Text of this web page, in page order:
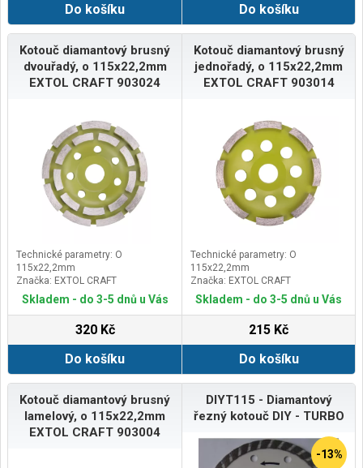
Do košíku
Do košíku
Kotouč diamantový brusný
dvouřadý, o 115x22,2mm
EXTOL CRAFT 903024
Technické parametry: O
115x22,2mm
Značka: EXTOL CRAFT
Skladem - do 3-5 dnů u Vás
320 Kč
Do košíku
Kotouč diamantový brusný
jednořadý, o 115x22,2mm
EXTOL CRAFT 903014
Technické parametry: O
115x22,2mm
Značka: EXTOL CRAFT
Skladem - do 3-5 dnů u Vás
215 Kč
Do košíku
Kotouč diamantový brusný
lamelový, o 115x22,2mm
EXTOL CRAFT 903004
DIYT115 - Diamantový
řezný kotouč DIY - TURBO
-13%